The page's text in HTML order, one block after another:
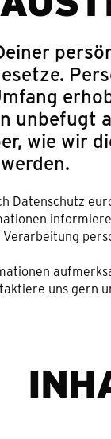
unbefugt
wie wir
Datenschutz
uns gern